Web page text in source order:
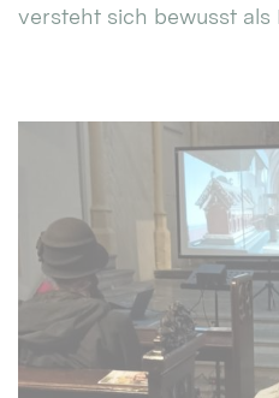
versteht sich bewusst als